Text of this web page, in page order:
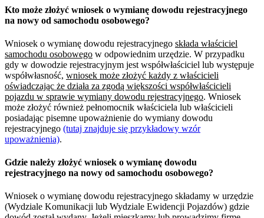
Kto może złożyć wniosek o wymianę dowodu rejestracyjnego
na nowy od samochodu osobowego?
Wniosek o wymianę dowodu rejestracyjnego składa właściciel
samochodu osobowego w odpowiednim urzędzie. W przypadku
gdy w dowodzie rejestracyjnym jest współwłaściciel lub występuje
współwłasność, wniosek może złożyć każdy z właścicieli
oświadczając że działa za zgodą większości współwłaścicieli
pojazdu w sprawie wymiany dowodu rejestracyjnego. Wniosek
może złożyć również pełnomocnik właściciela lub właścicieli
posiadając pisemne upoważnienie do wymiany dowodu
rejestracyjnego (tutaj znajduje się przykładowy wzór
upoważnienia).
Gdzie należy złożyć wniosek o wymianę dowodu
rejestracyjnego na nowy od samochodu osobowego?
Wniosek o wymianę dowodu rejestracyjnego składamy w urzędzie
(Wydziale Komunikacji lub Wydziale Ewidencji Pojazdów) gdzie